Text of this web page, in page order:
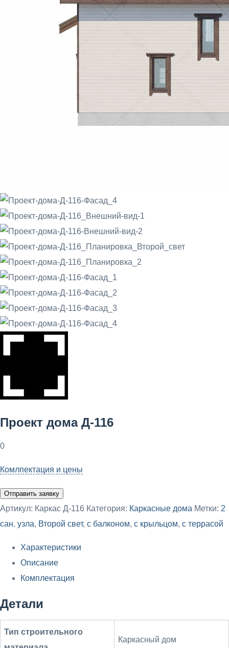
Проект дома Д-116
0
Комлпектация и цены
Отправить заявку
Артикул: Каркас Д-116 Категория: Каркасные дома Метки: 2
сан. узла, Второй свет, с балконом, с крыльцом, с террасой
Характеристики
Описание
Комплектация
Детали
Тип строительного
Каркасный дом